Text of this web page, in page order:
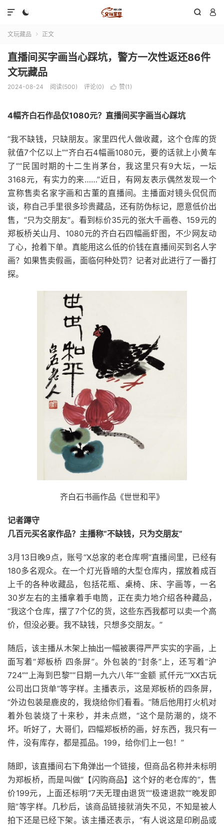
  

文玩藏品  正文
直播间买字画当心踩坑，警方一次性返还86件
文玩藏品
2024-08-24 阅读(500) 评论(0)  赞(1 )
4幅齐白石作品仅1080元？直播间买字画当心踩坑
“我不缺钱，只缺朋友。家里四代人做收藏，这个仓库的货
就值7个亿以上”“齐白石4幅画1080元，要的话就上小黄车
了”“民国时期的十二生肖茅台，我这里只有9大坛，一坛
3168元，有实力的来……”近日，有网友表示偶然发现一个
宣称售卖名家字画和古董的直播间。主播面对镜头侃侃而
谈，称自己手里很多珍贵藏品，还有防伪标记，愿意低价出
售，“只为交朋友”。看到标价35元的张大千画卷、159元的
郑板桥关山月、1080元的齐白石四幅画虾图，不少网友动
了心，抢着下单。真能用这么低的价钱在直播间买到名人字
画？如果售卖假画，面临何种处罚？记者对此进行了一番打
探。
齐白石书画作品《世世和平》
记者蹲守
几百元买名家作品？主播称“不缺钱，只为交朋友”
3月13日晚9点，账号“X总家的老仓库啊”直播间里，已经有
180多名观众。在一个灯光昏暗的大型仓库内，摆放着成百
上千的各种收藏品，包括花瓶、桌椅、床、字画等，一名
30岁左右的主播拿着手电筒，正在卖力地介绍各种藏品，
“我这个仓库，摆了7个亿的货，这些东西我都可以卖一个高
价，但没必要。我不缺钱，只想多交朋友。”
随后，该主播从木架上抽出一幅被裹得严严实实的字画，上
面写着“郑板桥 四条屏”。外包装的“封条”上，还写着“沪
724”“上海到巴黎”“日期一九六八年”“金额 贰仟元”“XX古玩
公司出口货单”等字样。主播表示，这是郑板桥的四条屏，
“外边包装是鹿皮的，我烧给你们看看。”随后他用打火机对
着外包装烧了十来秒，并未点燃，“这个是防潮的，烧不
坏。听好了，大哥们，四幅郑板桥的画，好东西，我只有一
件，没有库存，都是孤品。199，给你们上一包！”
随即，该直播间右下角弹出一个链接，但商品名称并未标明
为郑板桥，而是叫做“【闪购商品】这个好的老仓库的”，售
价199元，上面还标明“7天无理由退货”“极速退款”“晚发即
赔”等字样。几秒后，该商品链接就消失不见，不知是被人
拍下还是已经下架。该主播还表示，“有人说这是印刷品或